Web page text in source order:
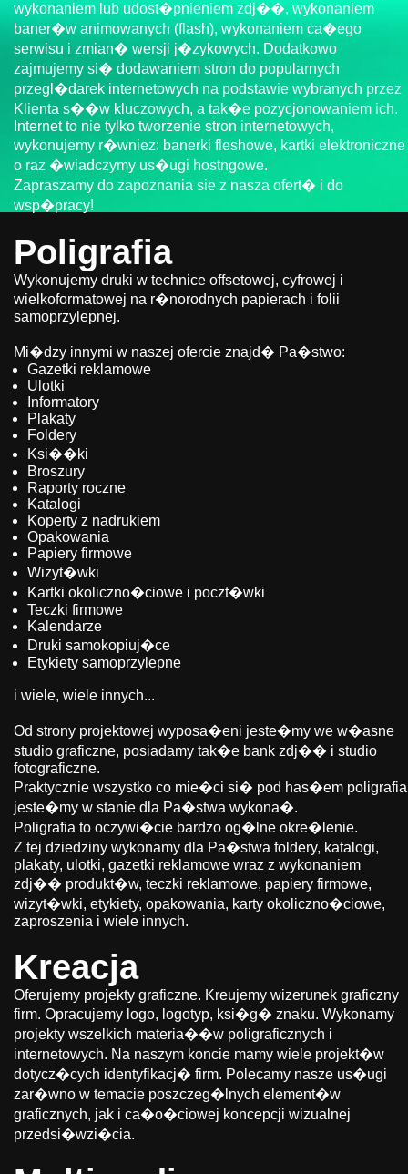
wykonaniem lub udost�pnieniem zdj��, wykonaniem
baner�w animowanych (flash), wykonaniem ca�ego
serwisu i zmian� wersji j�zykowych. Dodatkowo
zajmujemy si� dodawaniem stron do popularnych
przegl�darek internetowych na podstawie wybranych przez
Klienta s��w kluczowych, a tak�e pozycjonowaniem ich.
Internet to nie tylko tworzenie stron internetowych,
wykonujemy r�wniez: banerki fleshowe, kartki elektroniczne
o raz �wiadczymy us�ugi hostngowe.
Zapraszamy do zapoznania sie z nasza ofert� i do
wsp�pracy!
Poligrafia
Wykonujemy druki w technice offsetowej, cyfrowej i
wielkoformatowej na r�norodnych papierach i folii
samoprzylepnej.
Mi�dzy innymi w naszej ofercie znajd� Pa�stwo:
Gazetki reklamowe
Ulotki
Informatory
Plakaty
Foldery
Ksi��ki
Broszury
Raporty roczne
Katalogi
Koperty z nadrukiem
Opakowania
Papiery firmowe
Wizyt�wki
Kartki okoliczno�ciowe i poczt�wki
Teczki firmowe
Kalendarze
Druki samokopiuj�ce
Etykiety samoprzylepne
i wiele, wiele innych...
Od strony projektowej wyposa�eni jeste�my we w�asne
studio graficzne, posiadamy tak�e bank zdj�� i studio
fotograficzne.
Praktycznie wszystko co mie�ci si� pod has�em poligrafia
jeste�my w stanie dla Pa�stwa wykona�.
Poligrafia to oczywi�cie bardzo og�lne okre�lenie.
Z tej dziedziny wykonamy dla Pa�stwa foldery, katalogi,
plakaty, ulotki, gazetki reklamowe wraz z wykonaniem
zdj�� produkt�w, teczki reklamowe, papiery firmowe,
wizyt�wki, etykiety, opakowania, karty okoliczno�ciowe,
zaproszenia i wiele innych.
Kreacja
Oferujemy projekty graficzne. Kreujemy wizerunek graficzny
firm. Opracujemy logo, logotyp, ksi�g� znaku. Wykonamy
projekty wszelkich materia��w poligraficznych i
internetowych. Na naszym koncie mamy wiele projekt�w
dotycz�cych identyfikacj� firm. Polecamy nasze us�ugi
zar�wno w temacie poszczeg�lnych element�w
graficznych, jak i ca�o�ciowej koncepcji wizualnej
przedsi�wzi�cia.